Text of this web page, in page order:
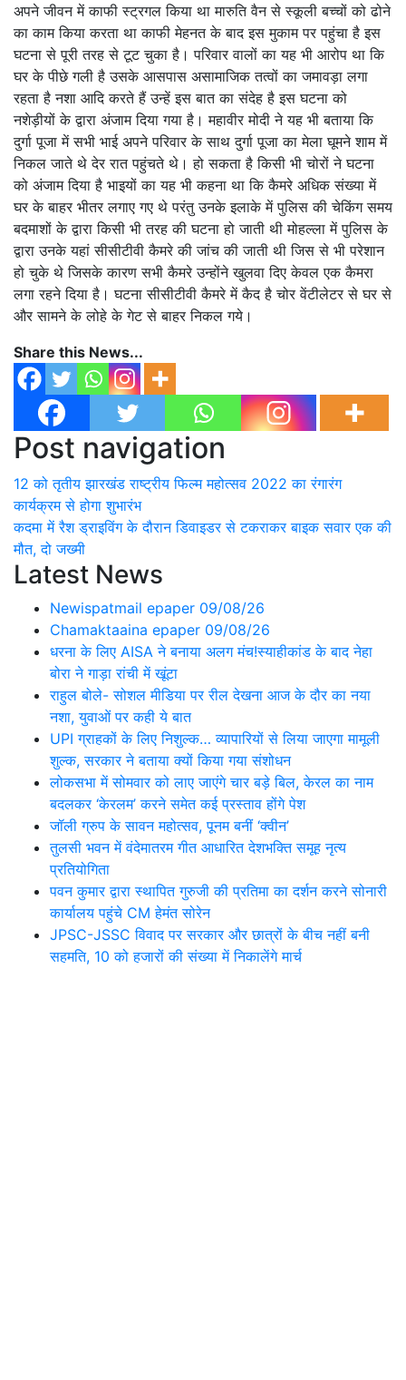
अपने जीवन में काफी स्ट्रगल किया था मारुति वैन से स्कूली बच्चों को ढोने
का काम किया करता था काफी मेहनत के बाद इस मुकाम पर पहुंचा है इस
घटना से पूरी तरह से टूट चुका है। परिवार वालों का यह भी आरोप था कि
घर के पीछे गली है उसके आसपास असामाजिक तत्वों का जमावड़ा लगा
रहता है नशा आदि करते हैं उन्हें इस बात का संदेह है इस घटना को
नशेड़ीयों के द्वारा अंजाम दिया गया है। महावीर मोदी ने यह भी बताया कि
दुर्गा पूजा में सभी भाई अपने परिवार के साथ दुर्गा पूजा का मेला घूमने शाम में
निकल जाते थे देर रात पहुंचते थे। हो सकता है किसी भी चोरों ने घटना
को अंजाम दिया है भाइयों का यह भी कहना था कि कैमरे अधिक संख्या में
घर के बाहर भीतर लगाए गए थे परंतु उनके इलाके में पुलिस की चेकिंग समय
बदमाशों के द्वारा किसी भी तरह की घटना हो जाती थी मोहल्ला में पुलिस के
द्वारा उनके यहां सीसीटीवी कैमरे की जांच की जाती थी जिस से भी परेशान
हो चुके थे जिसके कारण सभी कैमरे उन्होंने खुलवा दिए केवल एक कैमरा
लगा रहने दिया है। घटना सीसीटीवी कैमरे में कैद है चोर वेंटीलेटर से घर से
और सामने के लोहे के गेट से बाहर निकल गये।
Share this News...
Post navigation
12 को तृतीय झारखंड राष्ट्रीय फिल्म महोत्सव 2022 का रंगारंग
कार्यक्रम से होगा शुभारंभ
कदमा में रैश ड्राइविंग के दौरान डिवाइडर से टकराकर बाइक सवार एक की
मौत, दो जख्मी
Latest News
Newispatmail epaper 09/08/26
Chamaktaaina epaper 09/08/26
धरना के लिए AISA ने बनाया अलग मंच!स्याहीकांड के बाद नेहा
बोरा ने गाड़ा रांची में खूंटा
राहुल बोले- सोशल मीडिया पर रील देखना आज के दौर का नया
नशा, युवाओं पर कही ये बात
UPI ग्राहकों के लिए निशुल्क… व्यापारियों से लिया जाएगा मामूली
शुल्क, सरकार ने बताया क्यों किया गया संशोधन
लोकसभा में सोमवार को लाए जाएंगे चार बड़े बिल, केरल का नाम
बदलकर ‘केरलम’ करने समेत कई प्रस्ताव होंगे पेश
जॉली ग्रुप के सावन महोत्सव, पूनम बनीं ‘क्वीन’
तुलसी भवन में वंदेमातरम गीत आधारित देशभक्ति समूह नृत्य
प्रतियोगिता
पवन कुमार द्वारा स्थापित गुरुजी की प्रतिमा का दर्शन करने सोनारी
कार्यालय पहुंचे CM हेमंत सोरेन
JPSC-JSSC विवाद पर सरकार और छात्रों के बीच नहीं बनी
सहमति, 10 को हजारों की संख्या में निकालेंगे मार्च